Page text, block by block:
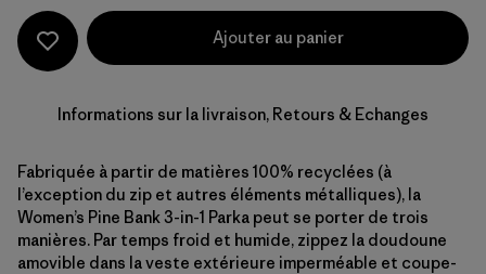
Ajouter au panier
Informations sur la livraison, Retours & Echanges
Fabriquée à partir de matières 100% recyclées (à
l’exception du zip et autres éléments métalliques), la
Women’s Pine Bank 3-in-1 Parka peut se porter de trois
manières. Par temps froid et humide, zippez la doudoune
amovible dans la veste extérieure imperméable et coupe-